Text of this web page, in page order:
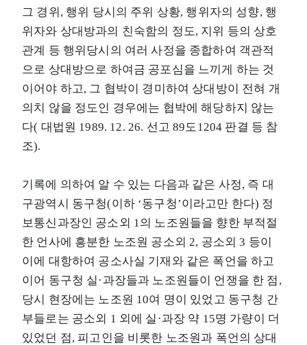
그 경위, 행위 당시의 주위 상황, 행위자의 성향, 행
위자와 상대방과의 친숙함의 정도, 지위 등의 상호
관계 등 행위당시의 여러 사정을 종합하여 객관적
으로 상대방으로 하여금 공포심을 느끼게 하는 것
이어야 하고, 그 협박이 경미하여 상대방이 전혀 개
의치 않을 정도인 경우에는 협박에 해당하지 않는
다( 대법원 1989. 12. 26. 선고 89도1204 판결 등 참
조).
기록에 의하여 알 수 있는 다음과 같은 사정, 즉 대
구광역시 동구청(이하 ‘동구청’이라고만 한다) 정
보통신과장인 공소외 1의 노조원들을 향한 부적절
한 언사에 흥분한 노조원 공소외 2, 공소외 3 등이
이에 대항하여 공소사실 기재와 같은 폭언을 하고
이어 동구청 실·과장들과 노조원들이 언쟁을 한 점,
당시 현장에는 노조원 10여 명이 있었고 동구청 간
부들로는 공소외 1 외에 실·과장 약 15명 가량이 더
있었던 점, 피고인을 비롯한 노조원과 폭언의 상대